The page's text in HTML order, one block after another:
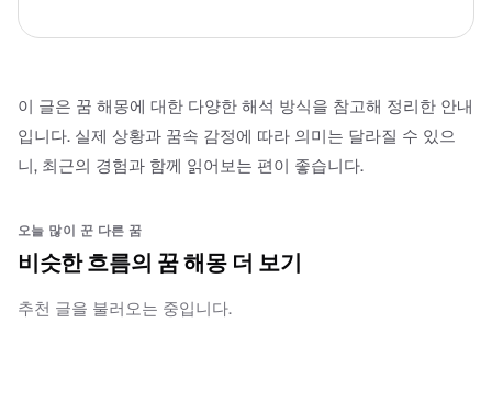
이 글은 꿈 해몽에 대한 다양한 해석 방식을 참고해 정리한 안내
입니다. 실제 상황과 꿈속 감정에 따라 의미는 달라질 수 있으
니, 최근의 경험과 함께 읽어보는 편이 좋습니다.
오늘 많이 꾼 다른 꿈
비슷한 흐름의 꿈 해몽 더 보기
추천 글을 불러오는 중입니다.